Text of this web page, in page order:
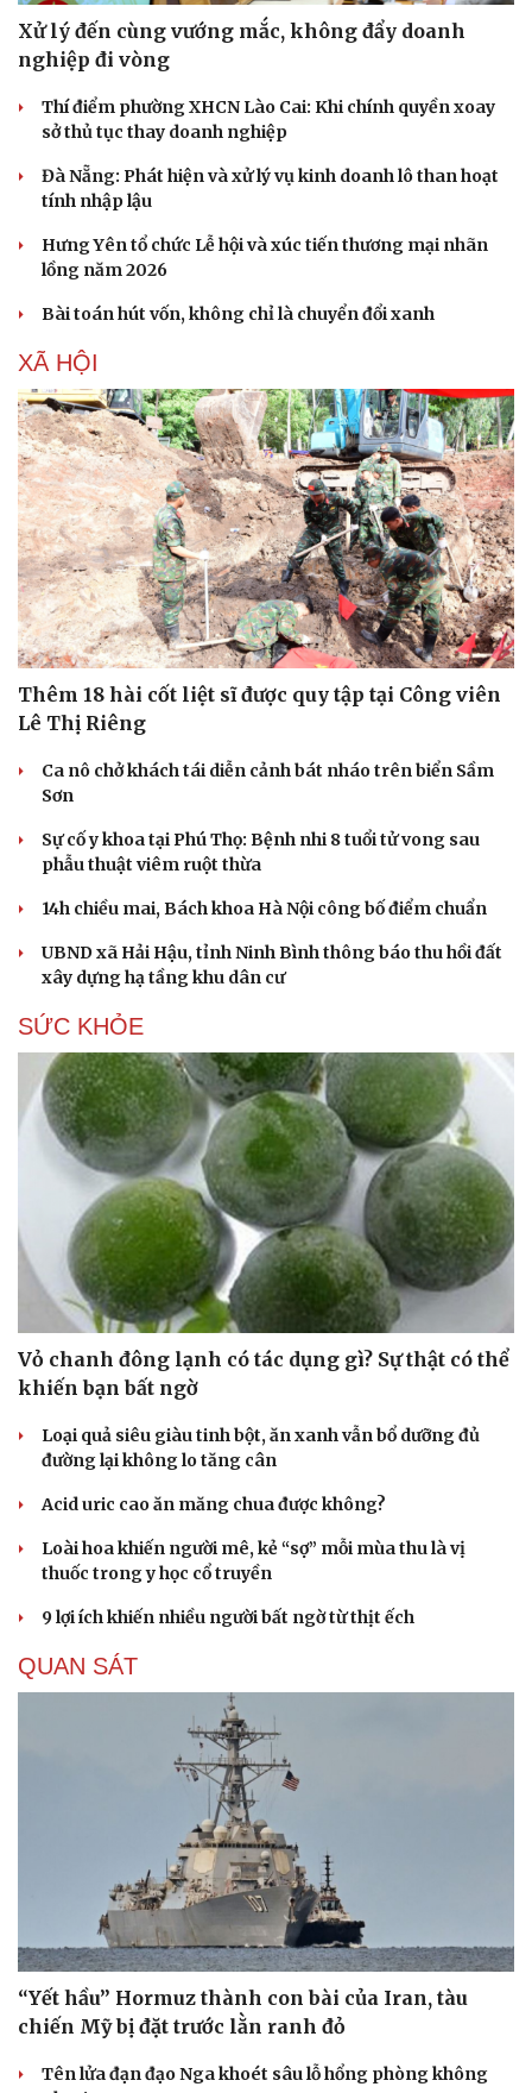
Nhi khoa
Nam khoa
Làm đẹp - giảm cân
Ăn sạch sống khỏe
Văn hóa
Sân khấu - Điện ảnh
Văn học
Âm nhạc
Di sản
Giải trí
Nghệ sĩ
Thời trang
Sao Việt
Xử lý đến cùng vướng mắc, không đẩy doanh
nghiệp đi vòng
Thí điểm phường XHCN Lào Cai: Khi chính quyền xoay
sở thủ tục thay doanh nghiệp
Đà Nẵng: Phát hiện và xử lý vụ kinh doanh lô than hoạt
tính nhập lậu
Hưng Yên tổ chức Lễ hội và xúc tiến thương mại nhãn
lồng năm 2026
Bài toán hút vốn, không chỉ là chuyển đổi xanh
XÃ HỘI
Thêm 18 hài cốt liệt sĩ được quy tập tại Công viên
Lê Thị Riêng
Ca nô chở khách tái diễn cảnh bát nháo trên biển Sầm
Sơn
Sự cố y khoa tại Phú Thọ: Bệnh nhi 8 tuổi tử vong sau
phẫu thuật viêm ruột thừa
14h chiều mai, Bách khoa Hà Nội công bố điểm chuẩn
UBND xã Hải Hậu, tỉnh Ninh Bình thông báo thu hồi đất
xây dựng hạ tầng khu dân cư
SỨC KHỎE
Vỏ chanh đông lạnh có tác dụng gì? Sự thật có thể
khiến bạn bất ngờ
Loại quả siêu giàu tinh bột, ăn xanh vẫn bổ dưỡng đủ
đường lại không lo tăng cân
Acid uric cao ăn măng chua được không?
Loài hoa khiến người mê, kẻ “sợ” mỗi mùa thu là vị
thuốc trong y học cổ truyền
9 lợi ích khiến nhiều người bất ngờ từ thịt ếch
QUAN SÁT
“Yết hầu” Hormuz thành con bài của Iran, tàu
chiến Mỹ bị đặt trước lằn ranh đỏ
Tên lửa đạn đạo Nga khoét sâu lỗ hổng phòng không